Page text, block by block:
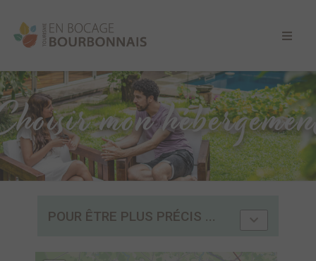
mon
POUR ÊTRE PLUS PRÉCIS ...